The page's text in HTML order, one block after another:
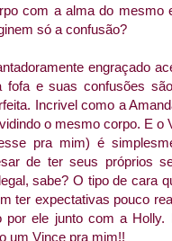
com a alma do mesmo
só a confusão?
engraçado
fofa e suas confusões
Incrivel como a
o mesmo corpo. E o
pra mim) é
de ter seus próprios
sabe? O tipo de cara
ter expectativas pouco
por ele junto com a
um Vince pra mim!!